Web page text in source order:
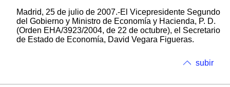
Madrid, 25 de julio de 2007.-El Vicepresidente Segundo
del Gobierno y Ministro de Economía y Hacienda, P. D.
(Orden EHA/3923/2004, de 22 de octubre), el Secretario
de Estado de Economía, David Vegara Figueras.
subir